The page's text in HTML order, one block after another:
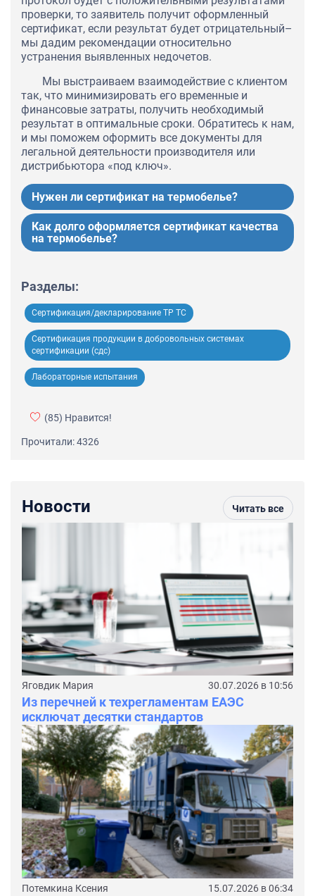
проверки, то заявитель получит оформленный
сертификат, если результат будет отрицательный–
мы дадим рекомендации относительно
устранения выявленных недочетов.
Мы выстраиваем взаимодействие с клиентом
так, что минимизировать его временные и
финансовые затраты, получить необходимый
результат в оптимальные сроки. Обратитесь к нам,
и мы поможем оформить все документы для
легальной деятельности производителя или
дистрибьютора «под ключ».
Нужен ли сертификат на термобелье?
Как долго оформляется сертификат качества
на термобелье?
Разделы:
Сертификация/декларирование ТР ТС
Сертификация продукции в добровольных системах
сертификации (сдс)
Лабораторные испытания
(85) Нравится!
Прочитали: 4326
Новости Читать все
Яговдик Мария 30.07.2026 в 10:56
Из перечней к техрегламентам ЕАЭС
исключат десятки стандартов
Потемкина Ксения 15.07.2026 в 06:34